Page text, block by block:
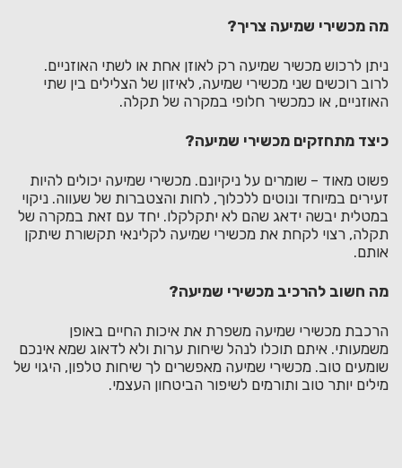
מה מכשירי שמיעה צריך?
ניתן לרכוש מכשיר שמיעה רק לאוזן אחת או לשתי האוזניים.
לרוב רוכשים שני מכשירי שמיעה, לאיזון של הצלילים בין שתי
האוזניים, או כמכשיר חלופי במקרה של תקלה.
כיצד מתחזקים מכשירי שמיעה?
פשוט מאוד – שומרים על ניקיונם. מכשירי שמיעה יכולים להיות
זעירים במיוחד ונוטים ללכלוך, לחות והצטברות של שעווה. ניקוי
במטלית יבשה ידאג שהם לא יתקלקלו. יחד עם זאת במקרה של
תקלה, רצוי לקחת את מכשירי שמיעה לקלינאי תקשורת שיתקן
אותם.
מה חשוב להרכיב מכשירי שמיעה?
הרכבת מכשירי שמיעה משפרת את איכות החיים באופן
משמעותי. איתם תוכלו לנהל שיחות ערות ולא לדאוג שמא אינכם
שומעים טוב. מכשירי שמיעה מאפשרים לך שיחות טלפון, היגוי של
מילים יותר טוב ותורמים לשיפור הביטחון העצמי.